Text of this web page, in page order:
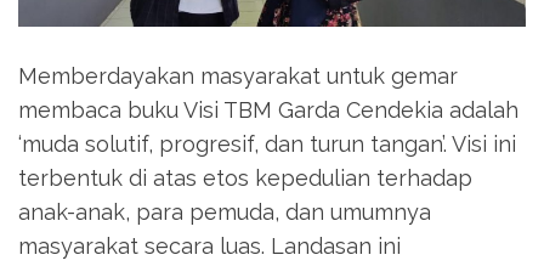
Memberdayakan masyarakat untuk gemar
membaca buku Visi TBM Garda Cendekia adalah
‘muda solutif, progresif, dan turun tangan’. Visi ini
terbentuk di atas etos kepedulian terhadap
anak-anak, para pemuda, dan umumnya
masyarakat secara luas. Landasan ini